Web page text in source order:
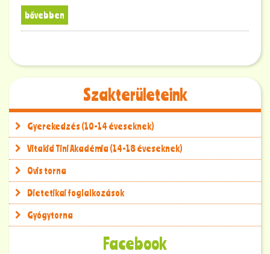
bővebben
Szakterületeink
Gyerekedzés (10-14 éveseknek)
Vitakid Tini Akadémia (14-18 éveseknek)
Ovis torna
Dietetikai foglalkozások
Gyógytorna
Facebook